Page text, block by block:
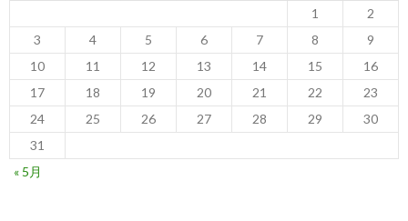
1
2
3
4 5 6 7 8
9
10
11 12 13 14 15
16
17
18 19 20 21 22
23
24
25 26 27 28 29
30
31
« 5月